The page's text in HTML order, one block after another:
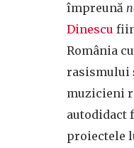
împreună
Dinescu
România
rasismului
muzicieni
autodidact
proiectele